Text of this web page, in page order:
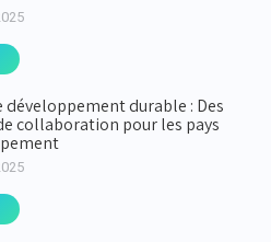
développement durable : Des
collaboration pour les pays